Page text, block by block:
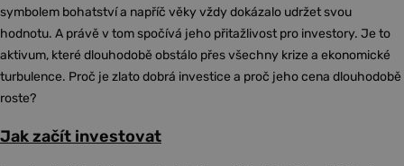
symbolem bohatství a napříč věky vždy dokázalo udržet svou
hodnotu. A právě v tom spočívá jeho přitažlivost pro investory. Je to
aktivum, které dlouhodobě obstálo přes všechny krize a ekonomické
turbulence. Proč je zlato dobrá investice a proč jeho cena dlouhodobě
roste?
Jak začít investovat